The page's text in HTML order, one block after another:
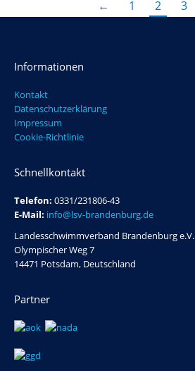
← 1 2 3
Informationen
Kontakt
Datenschutzerklärung
Impressum
Cookie-Richtlinie
Schnellkontakt
Telefon: 0331/231806-43
E-Mail: info@lsv-brandenburg.de
Landesschwimmverband Brandenburg e.V.
Olympischer Weg 7
14471 Potsdam, Deutschland
Partner